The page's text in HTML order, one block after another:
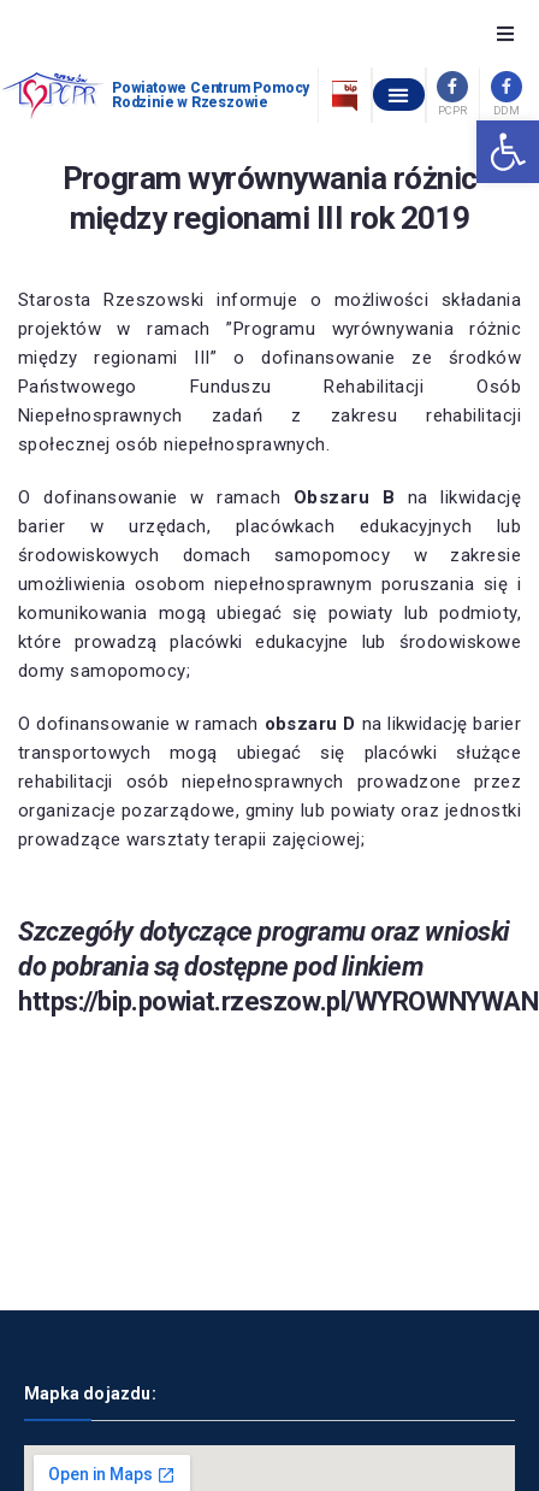
O nas
Chcę pomóc
Dofinansowania
Pomoc społeczna
Powiatowe Centrum Pomocy
Rodzinie w Rzeszowie
PCPR DDM
Program wyrównywania różnic
między regionami III rok 2019
Starosta Rzeszowski informuje o możliwości składania
projektów w ramach ”Programu wyrównywania różnic
między regionami III” o dofinansowanie ze środków
Państwowego Funduszu Rehabilitacji Osób
Niepełnosprawnych zadań z zakresu rehabilitacji
społecznej osób niepełnosprawnych.
O dofinansowanie w ramach Obszaru B na likwidację
barier w urzędach, placówkach edukacyjnych lub
środowiskowych domach samopomocy w zakresie
umożliwienia osobom niepełnosprawnym poruszania się i
komunikowania mogą ubiegać się powiaty lub podmioty,
które prowadzą placówki edukacyjne lub środowiskowe
domy samopomocy;
O dofinansowanie w ramach obszaru D na likwidację barier
transportowych mogą ubiegać się placówki służące
rehabilitacji osób niepełnosprawnych prowadzone przez
organizacje pozarządowe, gminy lub powiaty oraz jednostki
prowadzące warsztaty terapii zajęciowej;
Szczegóły dotyczące programu oraz wnioski
do pobrania są dostępne pod linkiem
https://bip.powiat.rzeszow.pl/
Mapka dojazdu: